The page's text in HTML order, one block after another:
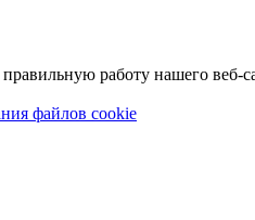
работу нашего веб-
файлов cookie